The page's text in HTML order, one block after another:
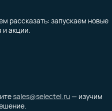
рассказать: запускаем новые
и акции.
sales@selectel.ru— изучим